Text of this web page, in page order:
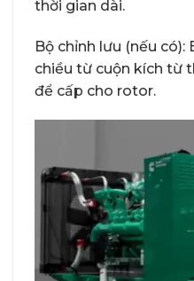
thời gian dài.
Bộ chỉnh lưu (nếu
chiều từ cuộn kích từ
để cấp cho rotor.